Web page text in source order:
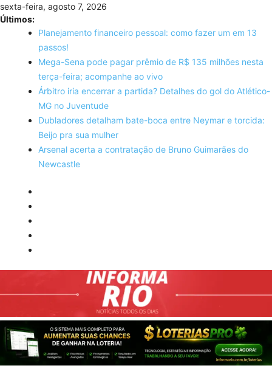
Skip
to
content
sexta-feira, agosto 7, 2026
Últimos:
Planejamento financeiro pessoal: como fazer um em 13
passos!
Mega-Sena pode pagar prêmio de R$ 135 milhões nesta
terça-feira; acompanhe ao vivo
Árbitro iria encerrar a partida? Detalhes do gol do Atlético-
MG no Juventude
Dubladores detalham bate-boca entre Neymar e torcida:
Beijo pra sua mulher
Arsenal acerta a contratação de Bruno Guimarães do
Newcastle